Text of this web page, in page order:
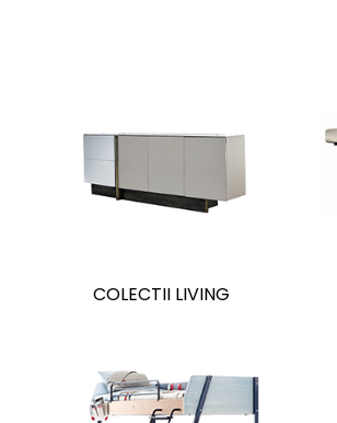
COLECTII LIVING